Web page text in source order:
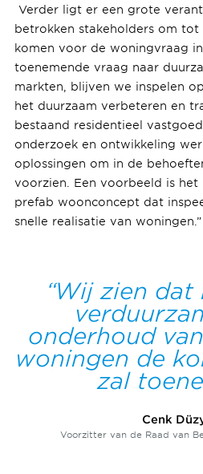
Verder ligt er een grote
betrokken stakeholders om tot
komen voor de woningvraag
toenemende vraag naar
markten, blijven we inspelen
het duurzaam verbeteren en
bestaand residentieel
onderzoek en ontwikkeling
oplossingen om in de
voorzien. Een voorbeeld is het
prefab woonconcept dat
snelle realisatie van woningen.”
Wij zien dat
onderhoud
woningen de
zal
Cenk
Voorzitter van de Raad van